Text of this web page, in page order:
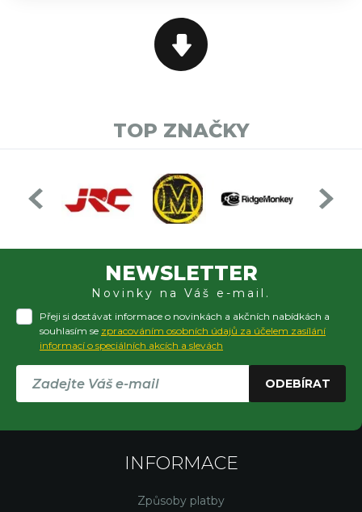
TOP ZNAČKY
NEWSLETTER
Novinky na Váš e-mail.
Přeji si dostávat informace o novinkách a akčních nabídkách a
souhlasím se zpracováním osobních údajů za účelem zasílání
informací o speciálních akcích a slevách
ODEBÍRAT
INFORMACE
Způsoby platby